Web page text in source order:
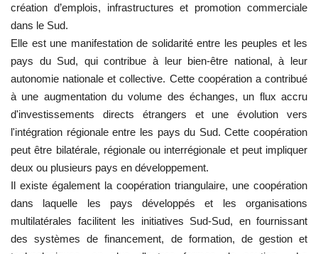
Mouvement de la jeunesse de
Nasser
La Bourse Nasser pour le leadership
international
Actualités
Équipe de travail
Les pionniers
Le citoyen mondial
création d’emplois, infrastructures et promotion commerciale
dans le Sud.
Elle est une manifestation de solidarité entre les peuples et les
pays du Sud, qui contribue à leur bien-être national, à leur
autonomie nationale et collective. Cette coopération a contribué
à une augmentation du volume des échanges, un flux accru
d'investissements directs étrangers et une évolution vers
l'intégration régionale entre les pays du Sud. Cette coopération
peut être bilatérale, régionale ou interrégionale et peut impliquer
deux ou plusieurs pays en développement.
Il existe également la coopération triangulaire, une coopération
dans laquelle les pays développés et les organisations
multilatérales facilitent les initiatives Sud-Sud, en fournissant
des systèmes de financement, de formation, de gestion et